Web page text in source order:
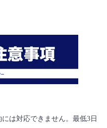
は対応できません。最低3日